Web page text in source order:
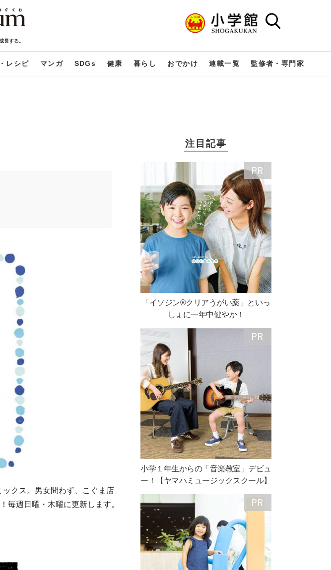
長する。
レシピ マンガ SDGs 健康 暮らし おでかけ 連載一覧 監修者・専門家
クス。男女問わず、こぐま店
毎週日曜・木曜に更新します。
注目記事
「イソジン®クリアうがい薬」といっ
しょに一年中健やか！
小学１年生からの「音楽教室」デビュ
ー！【ヤマハミュージックスクール】